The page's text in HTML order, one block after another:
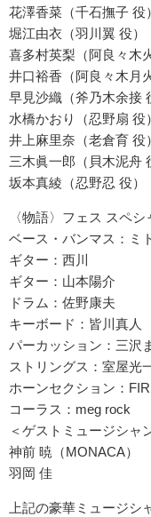
花澤香菜（千石撫子 役）
堀江由衣（羽川翼 役）
喜多村英梨（阿良々木
井口裕香（阿良々木月
早見沙織（斧乃木余接
水橋かおり（忍野扇 役）
井上麻里奈（老倉育 役）
三木眞一郎（貝木泥舟
坂本真綾（忍野忍 役）
〈物語〉フェス スペシ
ベース・バンマス：ミ
ギター：西川
ギター：山本陽介
ドラム：佐野康夫
キーボード：皆川真人
パーカッション：三沢
ストリングス：室屋光
ホーンセクション：
コーラス：meg rock
＜ゲストミュージシャ
神前 暁（MONACA）
羽岡 佳
上記の豪華ミュージシ